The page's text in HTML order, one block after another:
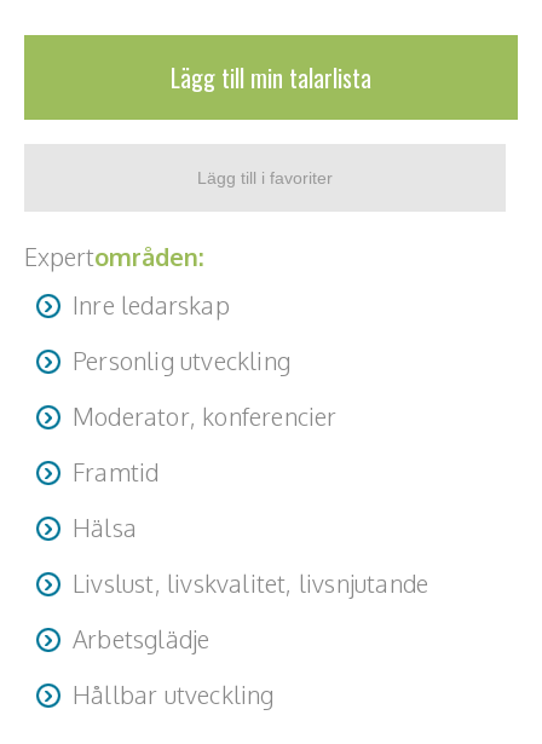
Lägg till min talarlista
Expertområden:
Inre ledarskap
Personlig utveckling
Moderator, konferencier
Framtid
Hälsa
Livslust, livskvalitet, livsnjutande
Arbetsglädje
Hållbar utveckling